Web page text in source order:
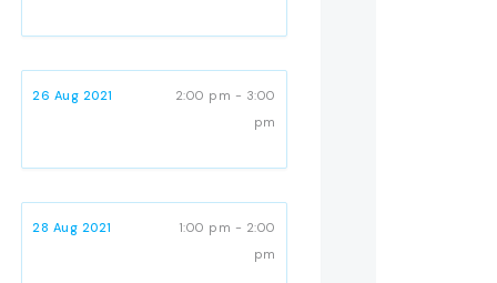
26 Aug 2021
2:00 pm - 3:00
pm
28 Aug 2021
1:00 pm - 2:00
pm